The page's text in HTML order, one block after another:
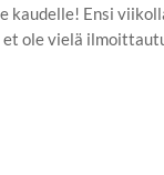
kaudelle! Ensi
ole vielä